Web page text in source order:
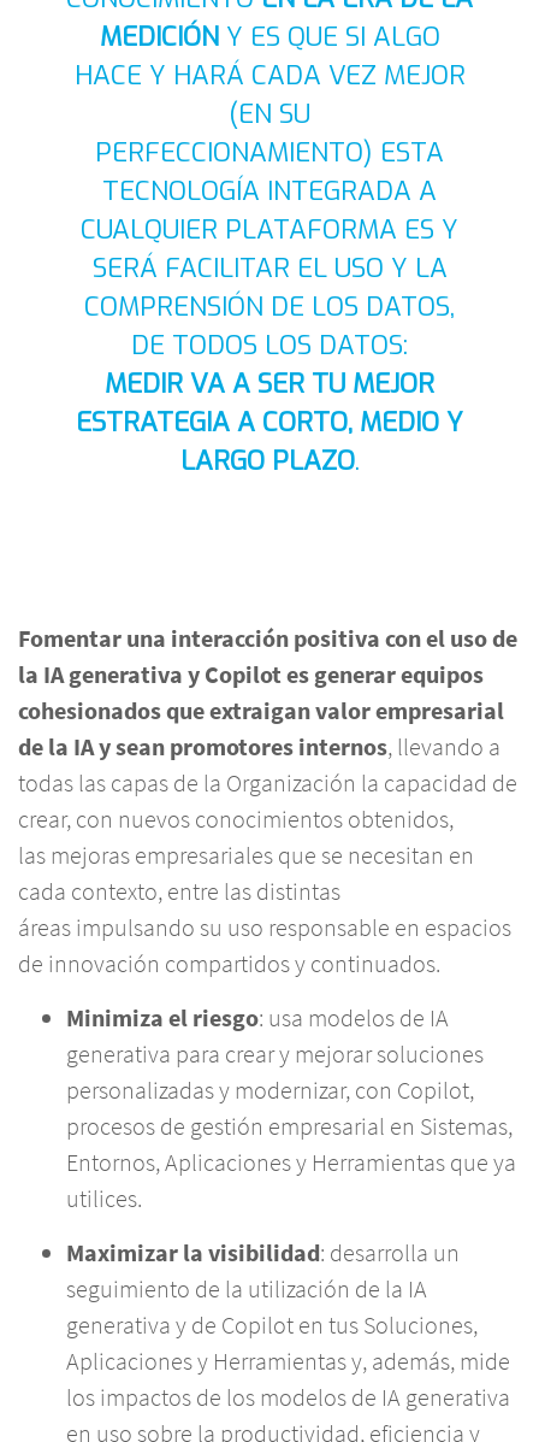
MEDICIÓNY ES QUE SI ALGO
HACE Y HARÁ CADA VEZ MEJOR
(EN SU
PERFECCIONAMIENTO) ESTA
TECNOLOGÍA INTEGRADA A
CUALQUIER PLATAFORMA ES Y
SERÁ FACILITAR EL USO Y LA
COMPRENSIÓN DE LOS DATOS,
DE TODOS LOS DATOS:
MEDIR VA A SER TU MEJOR
ESTRATEGIA A CORTO, MEDIO Y
LARGO PLAZO.
Fomentar una interacción positiva con el uso de
la IA generativa y Copilot es generar equipos
cohesionados que extraigan valor empresarial
de la IA y sean promotores internos, llevando a
todas las capas de la Organización la capacidad de
crear, con nuevos conocimientos obtenidos,
las mejoras empresariales que se necesitan en
cada contexto, entre las distintas
áreas impulsando su uso responsable en espacios
de innovación compartidos y continuados.
Minimiza el riesgo: usa modelos de IA
generativa para crear y mejorar soluciones
personalizadas y modernizar, con Copilot,
procesos de gestión empresarial en Sistemas,
Entornos, Aplicaciones y Herramientas que ya
utilices.
Maximizar la visibilidad: desarrolla un
seguimiento de la utilización de la IA
generativa y de Copilot en tus Soluciones,
Aplicaciones y Herramientas y, además, mide
los impactos de los modelos de IA generativa
en uso sobre la productividad, eficiencia y